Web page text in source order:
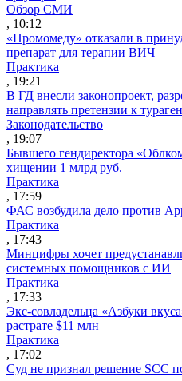
Обзор СМИ
, 10:12
«Промомеду» отказали в
препарат для терапии ВИЧ
Практика
, 19:21
В ГД внесли законопроект,
направлять претензии к
Законодательство
, 19:07
Бывшего гендиректора
хищении 1 млрд руб.
Практика
, 17:59
ФАС возбудила дело против
Практика
, 17:43
Минцифры хочет
системных помощников с ИИ
Практика
, 17:33
Экс-совладельца «Азбуки
растрате $11 млн
Практика
, 17:02
Суд не признал решение SCC